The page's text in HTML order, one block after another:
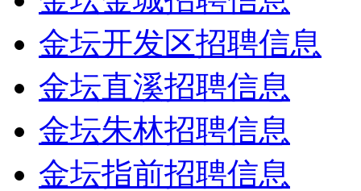
金坛开发区招聘信息
金坛直溪招聘信息
金坛朱林招聘信息
金坛指前招聘信息